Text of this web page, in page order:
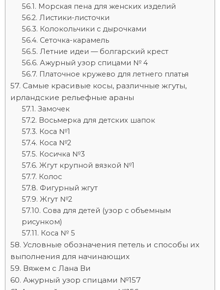
Морская пена для женских изделий
Листики-листочки
Колокольчики с дырочками
Сеточка-карамель
Летние идеи — болгарский крест
Ажурный узор спицами № 4
Платочное кружево для летнего платья
Самые красивые косы, различные жгуты,
ирландские рельефные араны
Замочек
Восьмерка для детских шапок
Коса №1
Коса №2
Косичка №3
Жгут крупной вязкой №1
Колос
Фигурный жгут
Жгут №2
Сова для детей (узор с объемным
рисунком)
Коса № 5
Условные обозначения петель и способы их
выполнения для начинающих
Вяжем с Лана Ви
Ажурный узор спицами №157